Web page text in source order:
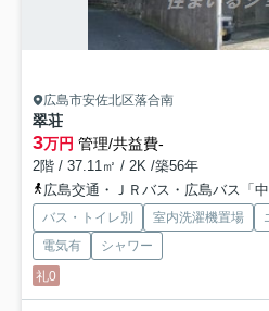
広島市安佐北区落合南
翠荘
3万円 管理/共益費-
2階 / 37.11㎡ / 2K /築56年
広島交通・ＪＲバス・広島バス「中岩
バス・トイレ別 室内洗濯機置場
電気有
シャワー
礼0